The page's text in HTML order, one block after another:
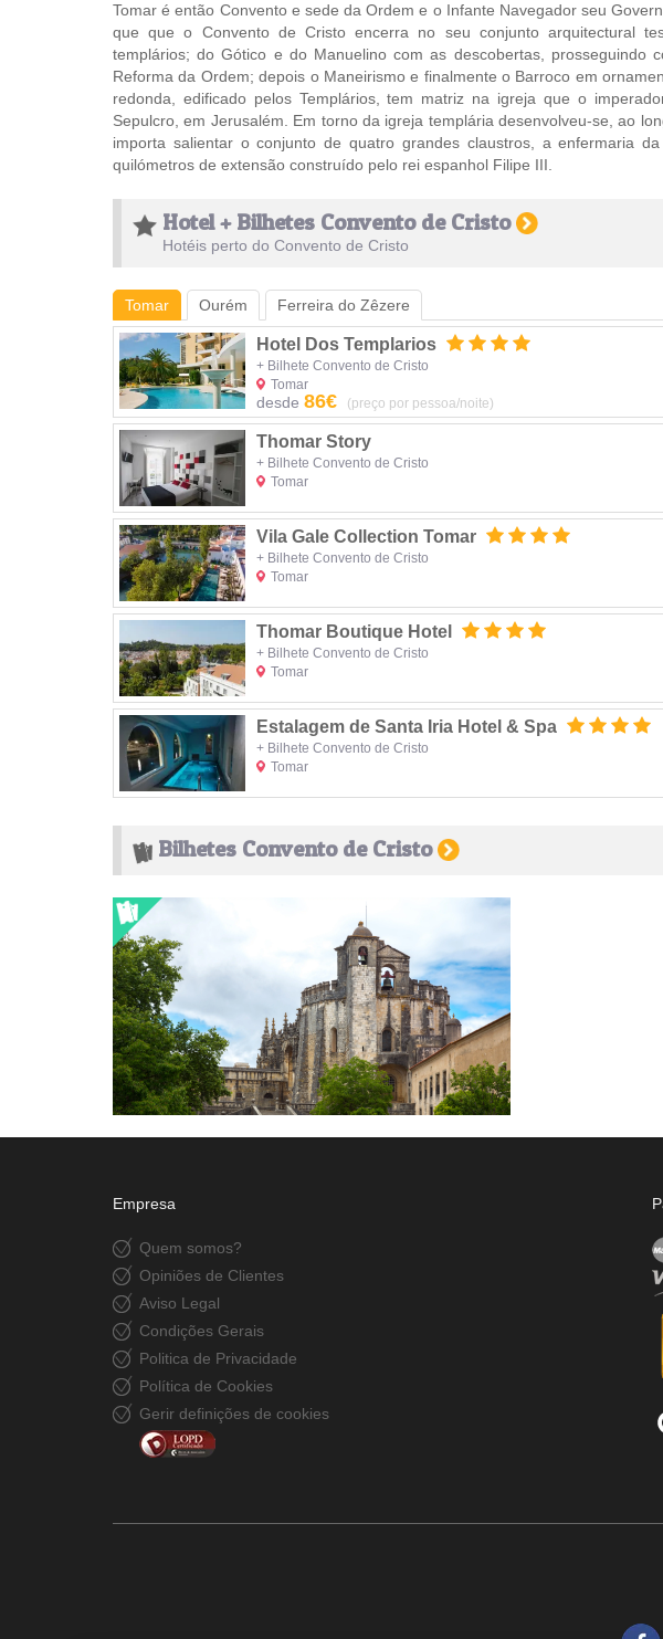
Tomar é então Convento e sede da Ordem e o Infante Navegador seu
que que o Convento de Cristo encerra no seu conjunto arquitectural
templários; do Gótico e do Manuelino com as descobertas, prosseguindo
Reforma da Ordem; depois o Maneirismo e finalmente o Barroco em
redonda, edificado pelos Templários, tem matriz na igreja que o
Sepulcro, em Jerusalém. Em torno da igreja templária desenvolveu-se, ao
importa salientar o conjunto de quatro grandes claustros, a enfermaria
quilómetros de extensão construído pelo rei espanhol Filipe III.
Hotel + Bilhetes Convento de Cristo
Hotéis perto do Convento de Cristo
Tomar Ourém Ferreira do Zêzere
Hotel Dos Templarios
+ Bilhete Convento de Cristo
Tomar
desde86€ (preço por pessoa/noite)
Thomar Story
+ Bilhete Convento de Cristo
Tomar
Vila Gale Collection Tomar
+ Bilhete Convento de Cristo
Tomar
Thomar Boutique Hotel
+ Bilhete Convento de Cristo
Tomar
Estalagem de Santa Iria Hotel & Spa
+ Bilhete Convento de Cristo
Tomar
Bilhetes Convento de Cristo
Empresa
Quem somos?
Opiniões de Clientes
Aviso Legal
Condições Gerais
Politica de Privacidade
Política de Cookies
Gerir definições de cookies